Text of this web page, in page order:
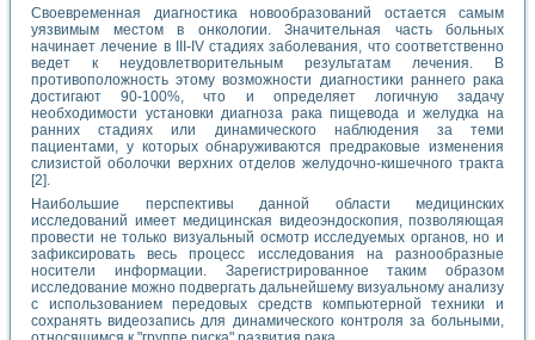
Своевременная диагностика новообразований остается самым
уязвимым местом в онкологии. Значительная часть больных
начинает лечение в III-IV стадиях заболевания, что соответственно
ведет к неудовлетворительным результатам лечения. В
противоположность этому возможности диагностики раннего рака
достигают 90-100%, что и определяет логичную задачу
необходимости установки диагноза рака пищевода и желудка на
ранних стадиях или динамического наблюдения за теми
пациентами, у которых обнаруживаются предраковые изменения
слизистой оболочки верхних отделов желудочно-кишечного тракта
[2].
Наибольшие перспективы данной области медицинских
исследований имеет медицинская видеоэндоскопия, позволяющая
провести не только визуальный осмотр исследуемых органов, но и
зафиксировать весь процесс исследования на разнообразные
носители информации. Зарегистрированное таким образом
исследование можно подвергать дальнейшему визуальному анализу
с использованием передовых средств компьютерной техники и
сохранять видеозапись для динамического контроля за больными,